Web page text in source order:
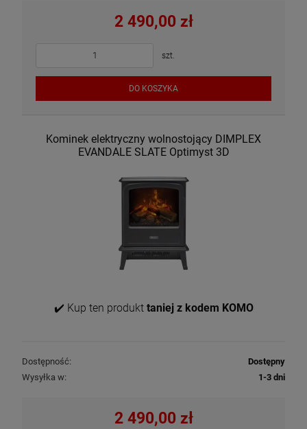
2 490,00 zł
szt.
DO KOSZYKA
Kominek elektryczny wolnostojący DIMPLEX
EVANDALE SLATE Optimyst 3D
✔️ Kup ten produkt taniej z kodem KOMO
Dostępność:
Dostępny
Wysyłka w:
1-3 dni
2 490,00 zł